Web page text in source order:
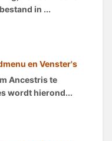
in ...
en Venster's
Ancestris te
wordt hierond...